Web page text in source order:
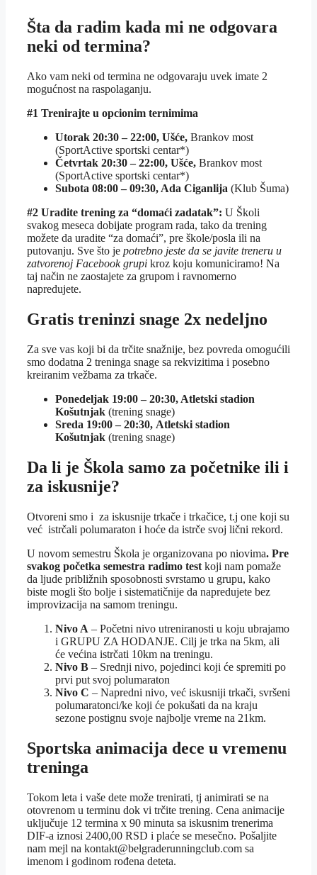
Šta da radim kada mi ne odgovara
neki od termina?
Ako vam neki od termina ne odgovaraju uvek imate 2
mogućnost na raspolaganju.
#1 Trenirajte u opcionim ternimima
Utorak 20:30 – 22:00, Ušće, Brankov most
(SportActive sportski centar*)
Četvrtak 20:30 – 22:00, Ušće, Brankov most
(SportActive sportski centar*)
Subota 08:00 – 09:30, Ada Ciganlija (Klub Šuma)
#2 Uradite trening za “domaći zadatak”: U Školi
svakog meseca dobijate program rada, tako da trening
možete da uradite “za domaći”, pre škole/posla ili na
putovanju. Sve što je potrebno jeste da se javite treneru u
zatvorenoj Facebook grupi kroz koju komuniciramo! Na
taj način ne zaostajete za grupom i ravnomerno
napredujete.
Gratis treninzi snage 2x nedeljno
Za sve vas koji bi da trčite snažnije, bez povreda omogućili
smo dodatna 2 treninga snage sa rekvizitima i posebno
kreiranim vežbama za trkače.
Ponedeljak 19:00 – 20:30, Atletski stadion
Košutnjak (trening snage)
Sreda 19:00 – 20:30, Atletski stadion
Košutnjak (trening snage)
Da li je Škola samo za početnike ili i
za iskusnije?
Otvoreni smo i za iskusnije trkače i trkačice, t.j one koji su
već istrčali polumaraton i hoće da istrče svoj lični rekord.
U novom semestru Škola je organizovana po niovima. Pre
svakog početka semestra radimo test koji nam pomaže
da ljude približnih sposobnosti svrstamo u grupu, kako
biste mogli što bolje i sistematičnije da napredujete bez
improvizacija na samom treningu.
Nivo A – Početni nivo utreniranosti u koju ubrajamo
i GRUPU ZA HODANJE. Cilj je trka na 5km, ali
će većina istrčati 10km na treningu.
Nivo B – Srednji nivo, pojedinci koji će spremiti po
prvi put svoj polumaraton
Nivo C – Napredni nivo, već iskusniji trkači, svršeni
polumaratonci/ke koji će pokušati da na kraju
sezone postignu svoje najbolje vreme na 21km.
Sportska animacija dece u vremenu
treninga
Tokom leta i vaše dete može trenirati, tj animirati se na
otovrenom u terminu dok vi trčite trening. Cena animacije
uključuje 12 termina x 90 minuta sa iskusnim trenerima
DIF-a iznosi 2400,00 RSD i plaće se mesečno. Pošaljite
nam mejl na kontakt@belgraderunningclub.com sa
imenom i godinom rođena deteta.